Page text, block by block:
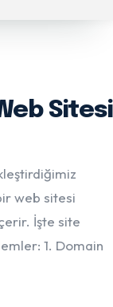
Sitesi
web sitesi
İşte site
1. Domain